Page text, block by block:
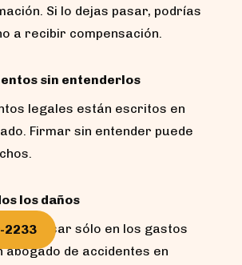
2233
Si lo dejas pasar, podrías
a recibir compensación.
sin entenderlos
legales están escritos en
Firmar sin entender puede
los daños
pensar sólo en los gastos
abogado de accidentes en